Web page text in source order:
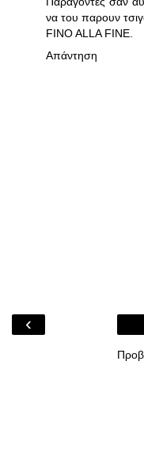
να του παρουν
FINO ALLA FINE.
Απάντηση
‹